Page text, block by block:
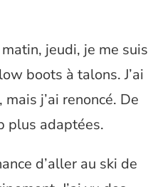
jeudi, je me suis
boots à talons. J’ai
j’ai renoncé. De
plus adaptées.
d’aller au ski de